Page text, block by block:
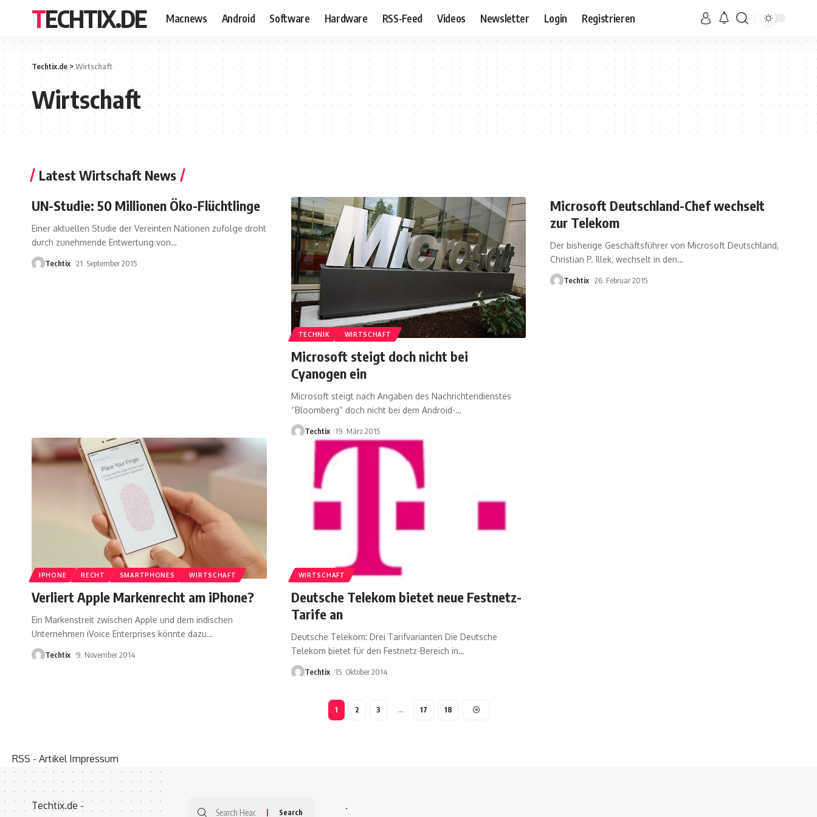
TECHTIX.DE Macnews Android Software Hardware RSS-Feed Videos Newsletter Login Registrieren
Techtix.de>Wirtschaft
Wirtschaft
Latest Wirtschaft News
UN-Studie: 50 Millionen Öko-Flüchtlinge
Einer aktuellen Studie der Vereinten Nationen zufolge droht
durch zunehmende Entwertung von…
Techtix 21. September 2015
TECHNIK WIRTSCHAFT
Microsoft steigt doch nicht bei
Cyanogen ein
Microsoft steigt nach Angaben des Nachrichtendienstes
“Bloomberg“ doch nicht bei dem Android-…
Techtix 19. März 2015
Microsoft Deutschland-Chef wechselt
zur Telekom
Der bisherige Geschäftsführer von Microsoft Deutschland,
Christian P. Illek, wechselt in den…
Techtix 26. Februar 2015
IPHONE RECHT SMARTPHONES WIRTSCHAFT
Verliert Apple Markenrecht am iPhone?
Ein Markenstreit zwischen Apple und dem indischen
Unternehmen iVoice Enterprises könnte dazu…
Techtix 9. November 2014
WIRTSCHAFT
Deutsche Telekom bietet neue Festnetz-
Tarife an
Deutsche Telekom: Drei Tarifvarianten Die Deutsche
Telekom bietet für den Festnetz-Bereich in…
Techtix 15. Oktober 2014
1 2 3 … 17 18
RSS - Artikel Impressum
Techtix.de -
.